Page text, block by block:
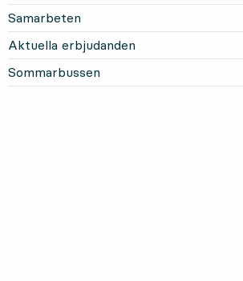
Samarbeten
Aktuella erbjudanden
Sommarbussen